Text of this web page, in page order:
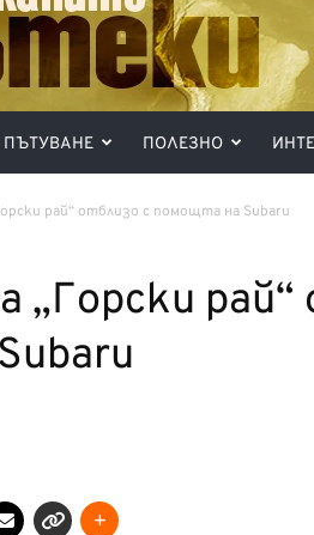
ПЪТУВАНЕ ПОЛЕЗНО
рай“ отблизо с помощта на Subaru
„Горски рай“